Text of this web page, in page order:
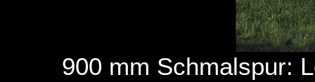
900 mm Schmalspur: